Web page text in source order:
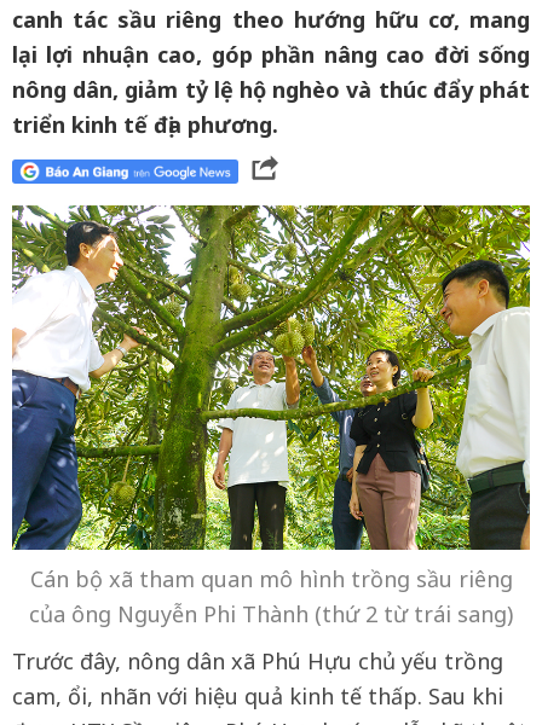
canh tác sầu riêng theo hướng hữu cơ, mang
lại lợi nhuận cao, góp phần nâng cao đời sống
nông dân, giảm tỷ lệ hộ nghèo và thúc đẩy phát
triển kinh tế địa phương.
Cán bộ xã tham quan mô hình trồng sầu riêng
của ông Nguyễn Phi Thành (thứ 2 từ trái sang)
Trước đây, nông dân xã Phú Hựu chủ yếu trồng
cam, ổi, nhãn với hiệu quả kinh tế thấp. Sau khi